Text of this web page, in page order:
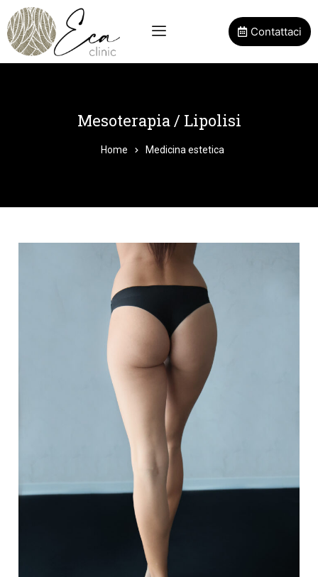
Contattaci
Mesoterapia / Lipolisi
Home Medicina estetica